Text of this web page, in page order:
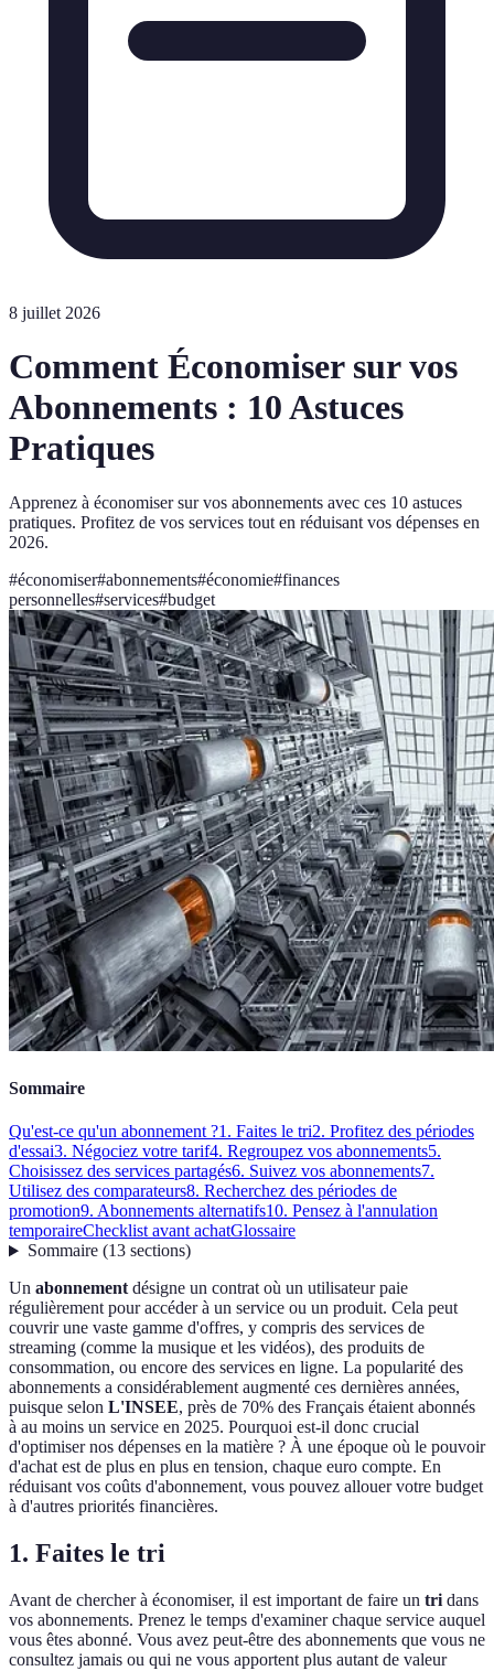
8 juillet 2026
Comment Économiser sur vos
Abonnements : 10 Astuces
Pratiques
Apprenez à économiser sur vos abonnements avec ces 10 astuces
pratiques. Profitez de vos services tout en réduisant vos dépenses en
2026.
#économiser#abonnements#économie#finances
personnelles#services#budget
Sommaire
Qu'est-ce qu'un abonnement ?1. Faites le tri2. Profitez des périodes
d'essai3. Négociez votre tarif4. Regroupez vos abonnements5.
Choisissez des services partagés6. Suivez vos abonnements7.
Utilisez des comparateurs8. Recherchez des périodes de
promotion9. Abonnements alternatifs10. Pensez à l'annulation
temporaireChecklist avant achatGlossaire
Sommaire(13 sections)
Un abonnementdésigne un contrat où un utilisateur paie
régulièrement pour accéder à un service ou un produit. Cela peut
couvrir une vaste gamme d'offres, y compris des services de
streaming (comme la musique et les vidéos), des produits de
consommation, ou encore des services en ligne. La popularité des
abonnements a considérablement augmenté ces dernières années,
puisque selon L'INSEE, près de 70% des Français étaient abonnés
à au moins un service en 2025. Pourquoi est-il donc crucial
d'optimiser nos dépenses en la matière ? À une époque où le pouvoir
d'achat est de plus en plus en tension, chaque euro compte. En
réduisant vos coûts d'abonnement, vous pouvez allouer votre budget
à d'autres priorités financières.
1. Faites le tri
Avant de chercher à économiser, il est important de faire un tri dans
vos abonnements. Prenez le temps d'examiner chaque service auquel
vous êtes abonné. Vous avez peut-être des abonnements que vous ne
consultez jamais ou qui ne vous apportent plus autant de valeur